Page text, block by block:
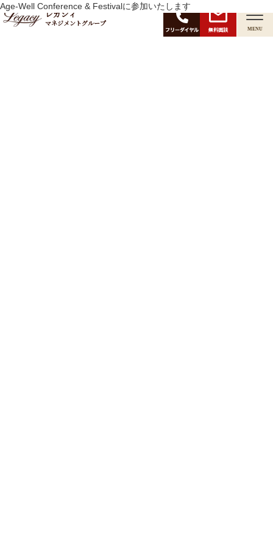
レガシィ
マネジメントグループ
無料面談 MENU
月:2025年7月
Age-Well Conference & Festivalに参加いたします